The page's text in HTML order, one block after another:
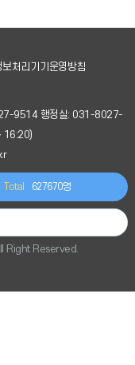
보처리기기운영방침
9514 행정실: 031-8027-
16:20)
Total 627670명
Right Reserved.